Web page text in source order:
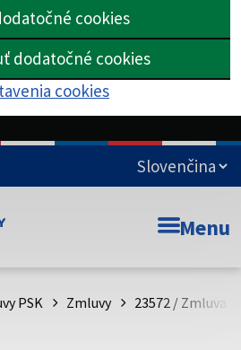
cookies
dodatočné cookies
cookies
stránka Prešovského
Menu
PSK Zmluvy 23572 / Zmluva